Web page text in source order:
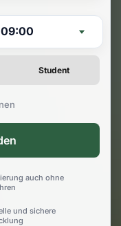
09:00
Student
auch ohne
und sichere